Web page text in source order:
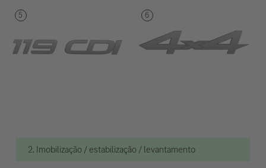
2. Imobilização / estabilização / levantamento